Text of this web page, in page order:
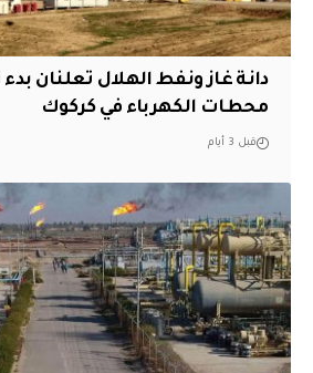
دانة غاز ونفط الهلال تعلنان بدء
محطات الكهرباء في كركوك
قبل 3 أيام